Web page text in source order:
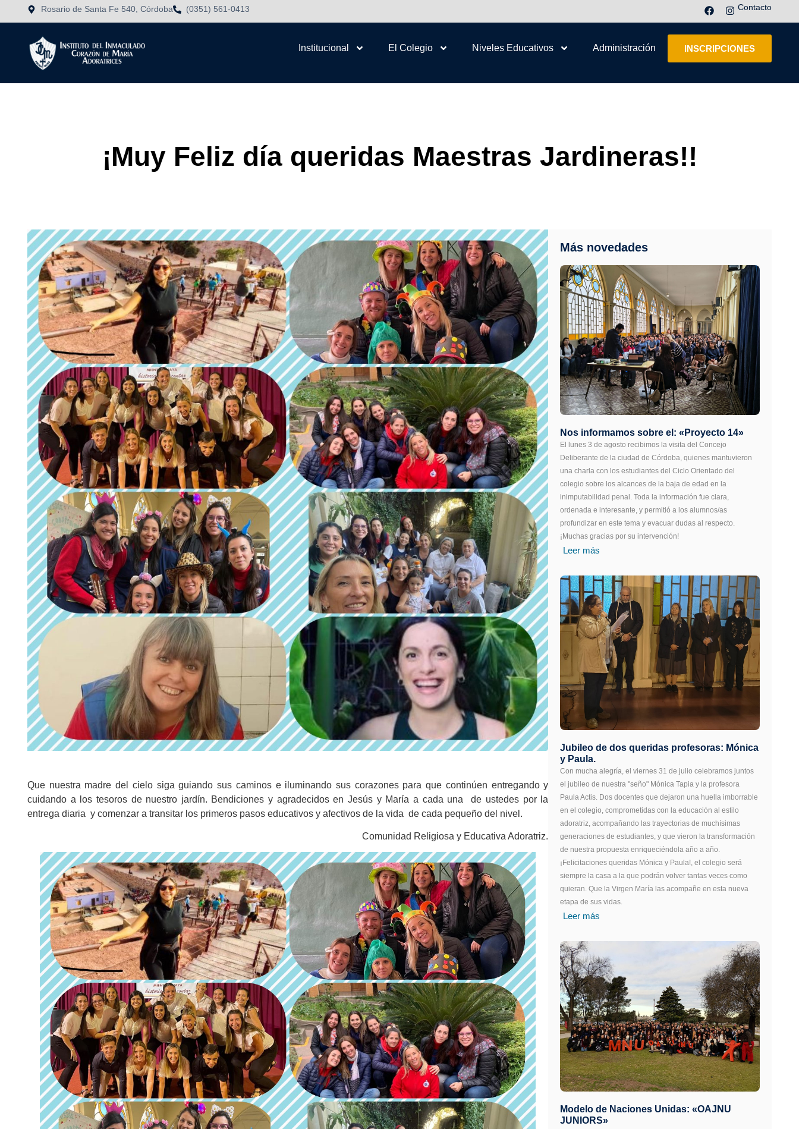
Rosario de Santa Fe 540, Córdoba (0351) 561-0413 Contacto
Institucional El Colegio Niveles Educativos Administración INSCRIPCIONES
¡Muy Feliz día queridas Maestras Jardineras!!
Que nuestra madre del cielo siga guiando sus caminos e iluminando sus corazones para que continúen entregando y
cuidando a los tesoros de nuestro jardín. Bendiciones y agradecidos en Jesús y María a cada una de ustedes por la
entrega diaria y comenzar a transitar los primeros pasos educativos y afectivos de la vida de cada pequeño del nivel.
Comunidad Religiosa y Educativa Adoratriz.
Más novedades
Nos informamos sobre el: «Proyecto 14»
El lunes 3 de agosto recibimos la visita del Concejo
Deliberante de la ciudad de Córdoba, quienes mantuvieron
una charla con los estudiantes del Ciclo Orientado del
colegio sobre los alcances de la baja de edad en la
inimputabilidad penal. Toda la información fue clara,
ordenada e interesante, y permitió a los alumnos/as
profundizar en este tema y evacuar dudas al respecto.
¡Muchas gracias por su intervención!
Leer más
Jubileo de dos queridas profesoras: Mónica
y Paula.
Con mucha alegría, el viernes 31 de julio celebramos juntos
el jubileo de nuestra "seño" Mónica Tapia y la profesora
Paula Actis. Dos docentes que dejaron una huella imborrable
en el colegio, comprometidas con la educación al estilo
adoratriz, acompañando las trayectorias de muchísimas
generaciones de estudiantes, y que vieron la transformación
de nuestra propuesta enriqueciéndola año a año.
¡Felicitaciones queridas Mónica y Paula!, el colegio será
siempre la casa a la que podrán volver tantas veces como
quieran. Que la Virgen María las acompañe en esta nueva
etapa de sus vidas.
Leer más
Modelo de Naciones Unidas: «OAJNU
JUNIORS»